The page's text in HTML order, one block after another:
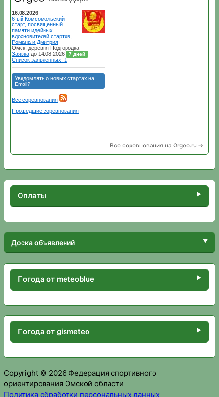
Все соревнования на Orgeo.ru →
Оплаты
Доска объявлений
Погода от meteoblue
Погода от gismeteo
Copyright © 2026 Федерация спортивного
ориентирования Омской области
Политика обработки персональных данных